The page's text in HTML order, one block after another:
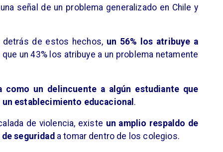
señal de un problema generalizado en Chile y
de estos hechos, un 56% los atribuye a
un 43% los atribuye a un problema netamente
como un delincuente a algún estudiante que
establecimiento educacional .
de violencia, existe un amplio respaldo de
seguridad a tomar dentro de los colegios.